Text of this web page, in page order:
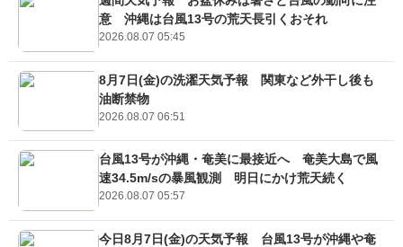
意 沖縄は台風13号の荒天長引くおそれ
2026.08.07 05:45
8月7日(金)の洗濯天気予報 関東など外干し後も
油断禁物
2026.08.07 06:51
台風13号が沖縄・奄美に最接近へ 奄美大島で風
速34.5m/sの暴風観測 明日にかけ荒天続く
2026.08.07 05:57
今日8月7日(金)の天気予報 台風13号が沖縄や奄